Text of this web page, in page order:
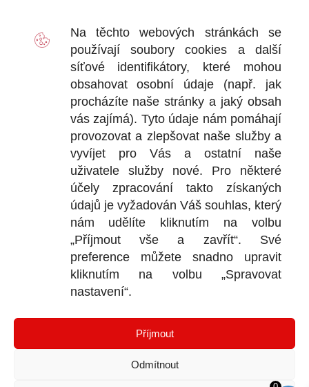
Na těchto webových stránkách se
používají souborycookies a další
síťové identifikátory, které mohou
obsahovat osobní údaje (např. jak
procházíte naše stránky a jaký obsah
vás zajímá). Tyto údaje nám pomáhají
provozovat a zlepšovat naše služby a
vyvíjet pro Vás a ostatní naše
uživatele služby nové. Pro některé
účely zpracování takto získaných
údajů je vyžadován Váš souhlas, který
nám udělíte kliknutím na volbu
„Příjmout vše a zavřít“. Své
preference můžete snadno upravit
kliknutím na volbu „Spravovat
nastavení“.
Příjmout
Odmítnout
vlastnosti v obvodovém zdivu nad
terénem.
Jednoduchá a rychlá aplikace
zasunutím – bez potřeby dalších
nástrojů.
📦 Balení a orientační spotřeba
Obsah balení:
Doporučené osové vzdálenosti vrtů:
100 mm.
Orientační pokrytí:
1 balení ≈ 5 bm
injektovaného zdiva (při rozteči